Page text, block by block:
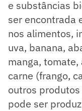
e substâncias
ser encontrada
nos alimentos,
uva, banana,
manga, tomate,
carne (frango,
outros
pode ser